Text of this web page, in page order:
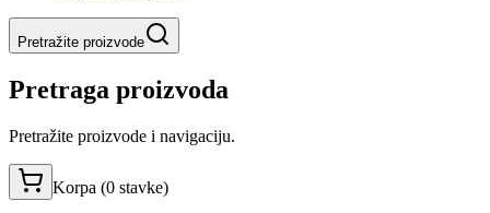
Pretražite proizvode
Pretraga proizvoda
Pretražite proizvode i navigaciju.
Korpa (0 stavke)